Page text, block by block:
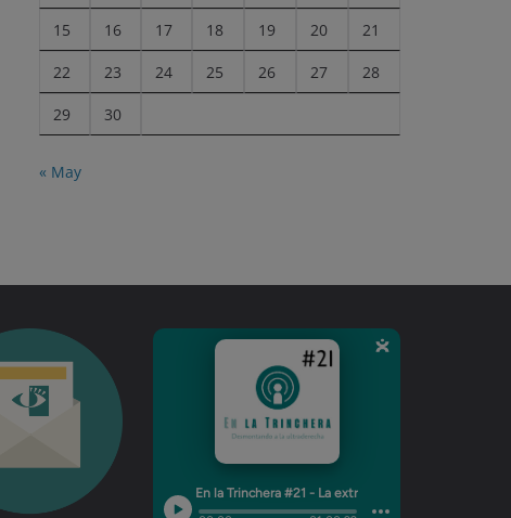
15 16 17 18 19 20 21
22 23 24 25 26 27 28
29 30
« May